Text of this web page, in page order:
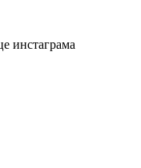
инстаграма